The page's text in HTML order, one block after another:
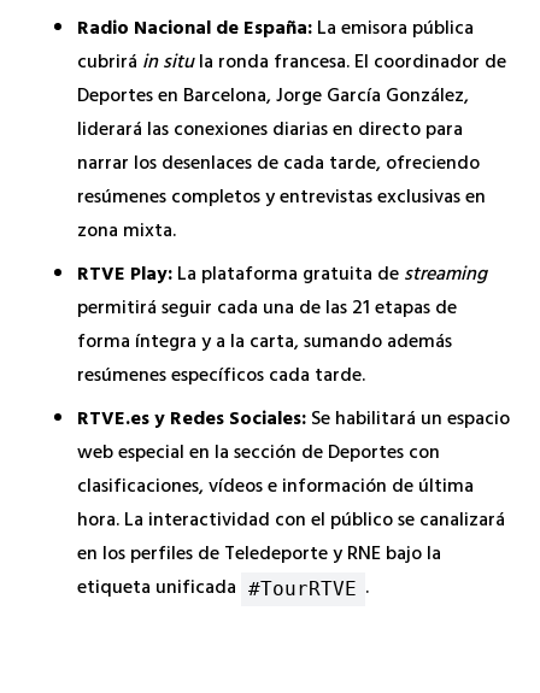
Radio Nacional de España:La emisora pública
cubrirá in situla ronda francesa. El coordinador de
Deportes en Barcelona, Jorge García González,
liderará las conexiones diarias en directo para
narrar los desenlaces de cada tarde, ofreciendo
resúmenes completos y entrevistas exclusivas en
zona mixta.
RTVE Play:La plataforma gratuita destreaming
permitirá seguir cada una de las 21 etapas de
forma íntegra y a la carta, sumando además
resúmenes específicos cada tarde.
RTVE.es y Redes Sociales:Se habilitará un espacio
web especial en la sección de Deportes con
clasificaciones, vídeos e información de última
hora. La interactividad con el público se canalizará
en los perfiles de Teledeporte y RNE bajo la
etiqueta unificada #TourRTVE .